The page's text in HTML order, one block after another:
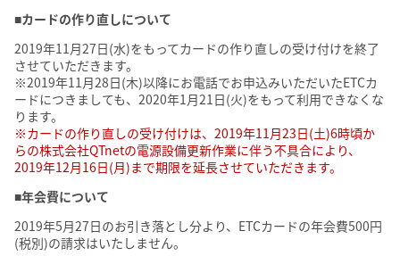
■カードの作り直しについて
2019年11月27日(水)をもってカードの作り直しの受け付けを終了
させていただきます。
※2019年11月28日(木)以降にお電話でお申込みいただいたETCカ
ードにつきましても、2020年1月21日(火)をもって利用できなくな
ります。
※カードの作り直しの受け付けは、2019年11月23日(土)6時頃か
らの株式会社QTnetの電源設備更新作業に伴う不具合により、
2019年12月16日(月)まで期限を延長させていただきます。
■年会費について
2019年5月27日のお引き落とし分より、ETCカードの年会費500円
(税別)の請求はいたしません。